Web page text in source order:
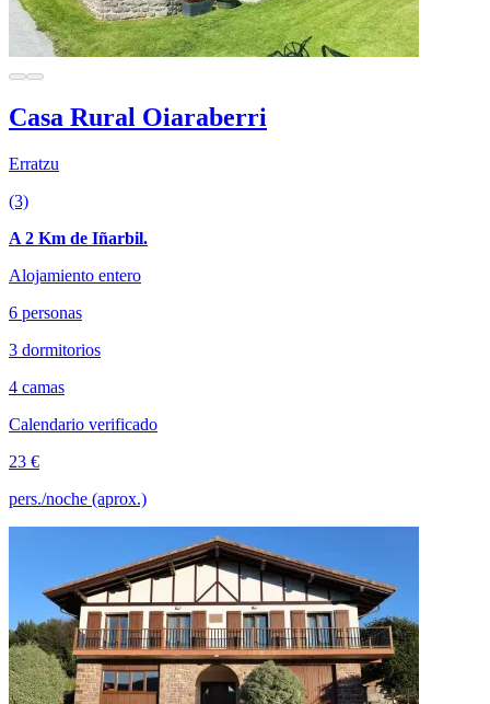
Casa Rural Oiaraberri
Erratzu
(3)
A 2 Km de Iñarbil.
Alojamiento entero
6 personas
3 dormitorios
4 camas
Calendario verificado
23 €
pers./noche (aprox.)